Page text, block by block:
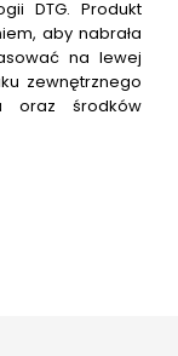
DTG. Produkt
aby nabrała
na lewej
zewnętrznego
oraz środków